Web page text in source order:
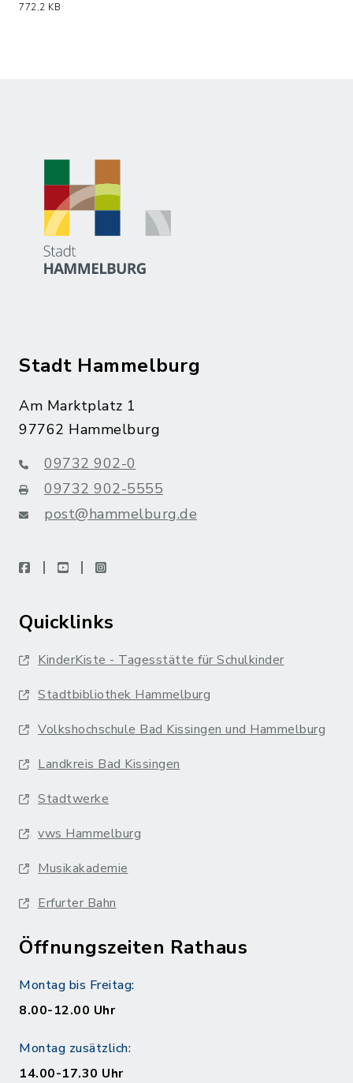
772,2 KB
Stadt Hammelburg
Am Marktplatz 1
97762 Hammelburg
09732 902-0
09732 902-5555
post@hammelburg.de
facebookyoutubeinstagram
Quicklinks
KinderKiste - Tagesstätte für Schulkinder
Stadtbibliothek Hammelburg
Volkshochschule Bad Kissingen und Hammelburg
Landkreis Bad Kissingen
Stadtwerke
vws Hammelburg
Musikakademie
Erfurter Bahn
Öffnungszeiten Rathaus
Montag bis Freitag:
8.00-12.00 Uhr
Montag zusätzlich:
14.00-17.30 Uhr